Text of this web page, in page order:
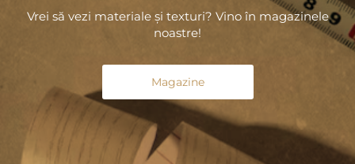
Vrei să vezi materiale și texturi? Vino în magazinele
noastre!
Magazine